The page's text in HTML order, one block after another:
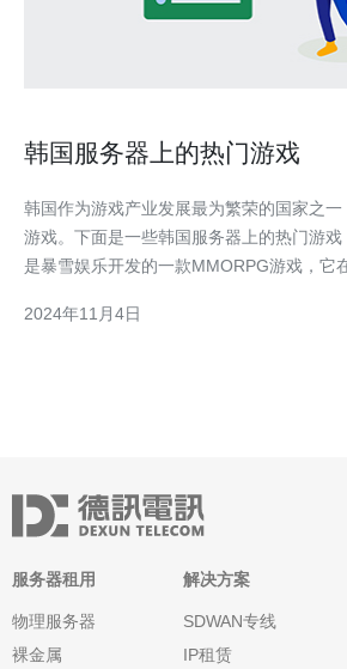
韩国服务器上的热门游戏
韩国作为游戏产业发展最为繁荣的国家之
游戏。下面是一些韩国服务器上的热门游戏： 1.《魔兽世界》：
是暴雪娱乐开发的一款MMORPG游戏，它
是一款以近未来为背景的第一人称射击游戏
2024年11月4日
服务器租用
物理服务器
裸金属
解决方案
SDWAN专线
IP租赁